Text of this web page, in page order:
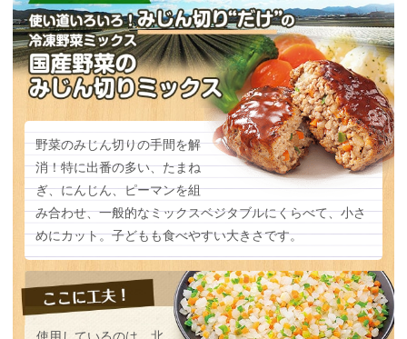
野菜のみじん切りの手間を解
消！特に出番の多い、たまね
ぎ、にんじん、ピーマンを組
み合わせ、一般的なミックスベジタブルにくらべて、小さ
めにカット。子どもも食べやすい大きさです。